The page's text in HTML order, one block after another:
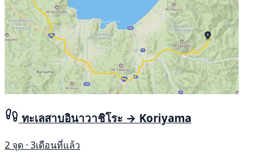
ทะเลสาบอินาวาชิโระ → Koriyama
2 จุด · 3เดือนที่แล้ว